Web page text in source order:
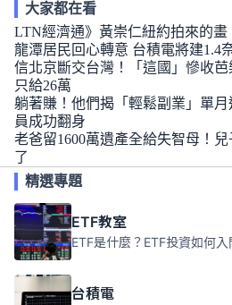
大家都在看
LTN經濟通》黃崇仁紐約拍來的畫
龍潭居民回心轉意 台積電將建1.4
信北京斷交台灣！「這國」慘收
只給26萬
躺著賺！他們揭「輕鬆副業」單
員成功翻身
老爸留1600萬遺產全給失智母！
了
精選專題
ETF教室
台積電